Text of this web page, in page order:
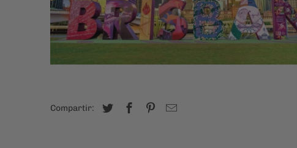
Compartir: